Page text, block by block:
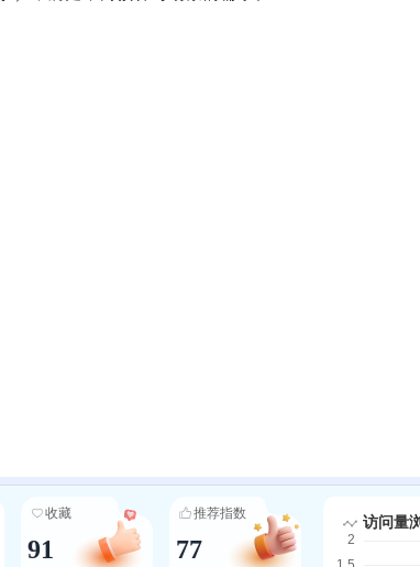
收藏
91
推荐指数
77